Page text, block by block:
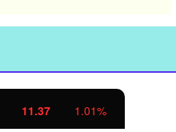
11.37 1.01%